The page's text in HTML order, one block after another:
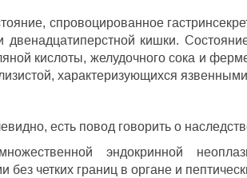
спровоцированное
двенадцатиперстной кишки.
кислоты, желудочного сока и
характеризующихся
есть повод говорить о
эндокринной
четких границ в органе и